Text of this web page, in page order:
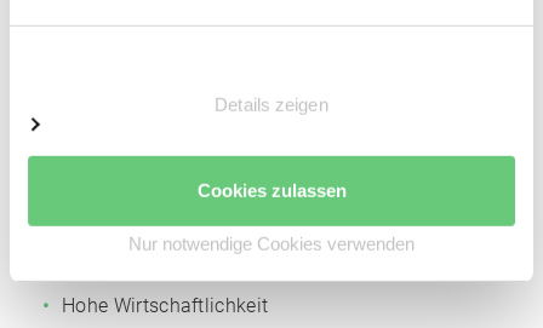
Details zeigen
Cookies zulassen
Nur notwendige Cookies verwenden
Einfacher Regalaufbau
Anbaufelder
Hohe Wirtschaftlichkeit